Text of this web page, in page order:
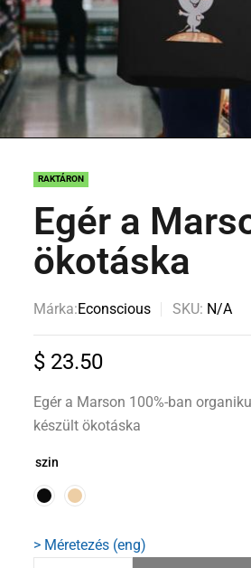
RAKTÁRON
Egér a
ökotáska
Márka:Econscious SKU: N/A
$ 23.50
Egér a Marson 100%-ban
készült ökotáska
szin
> Méretezés (eng)